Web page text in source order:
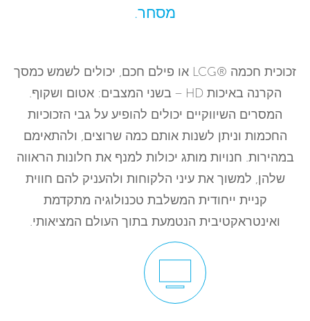
מסחר.
זכוכית חכמה ®LCG או פילם חכם, יכולים לשמש כמסך
הקרנה באיכות HD – בשני המצבים: אטום ושקוף.
המסרים השיווקיים יכולים להופיע על גבי הזכוכיות
החכמות וניתן לשנות אותם כמה שרוצים, ולהתאימם
במהירות. חנויות מותג יכולות למנף את חלונות הראווה
שלהן, למשוך את עיני הלקוחות ולהעניק להם חווית
קניית ייחודית המשלבת טכנולוגיה מתקדמת
ואינטראקטיבית הנטמעת בתוך העולם המציאותי.